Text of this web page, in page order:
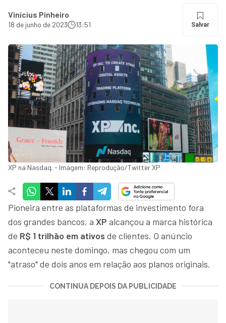
Vinícius Pinheiro
18 de junho de 2023 13:51 Salvar
XP na Nasdaq. - Imagem: Reprodução/Twitter XP
Pioneira entre as plataformas de investimento fora
dos grandes bancos, a XP alcançou a marca histórica
de R$ 1 trilhão em ativos de clientes. O anúncio
aconteceu neste domingo, mas chegou com um
"atraso" de dois anos em relação aos planos originais.
CONTINUA DEPOIS DA PUBLICIDADE